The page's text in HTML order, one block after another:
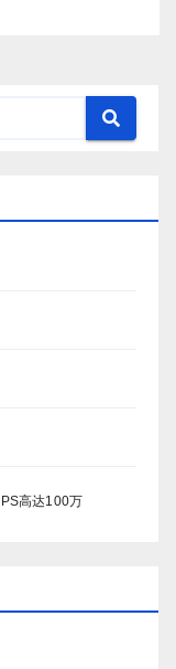
高达100万